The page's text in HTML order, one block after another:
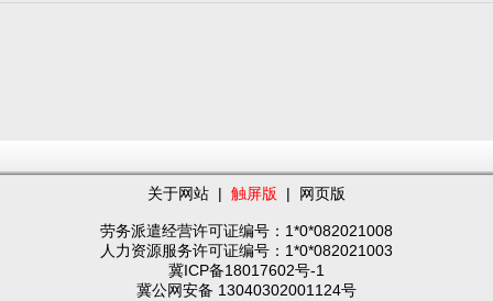
关于网站 | 触屏版 | 网页版
劳务派遣经营许可证编号：1*0*082021008
人力资源服务许可证编号：1*0*082021003
冀ICP备18017602号-1
冀公网安备 13040302001124号